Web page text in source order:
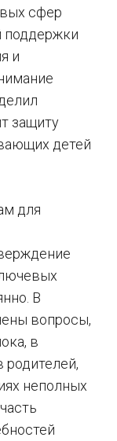
сфер
поддержки
и
защиту
детей
для
В
вопросы,
в
родителей,
неполных